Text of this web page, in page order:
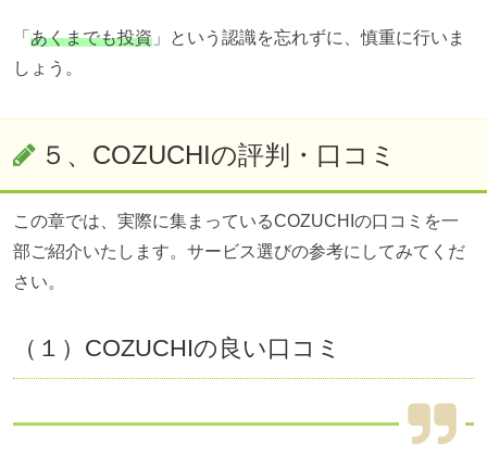
「 あくまでも投資 」という認識を忘れずに、慎重に行いま
しょう。
５、 COZUCHIの評判・口コミ
この章では、実際に集まっているCOZUCHIの口コミを一
部ご紹介いたします。サービス選びの参考にしてみてくだ
さい。
（１） COZUCHIの良い口コミ